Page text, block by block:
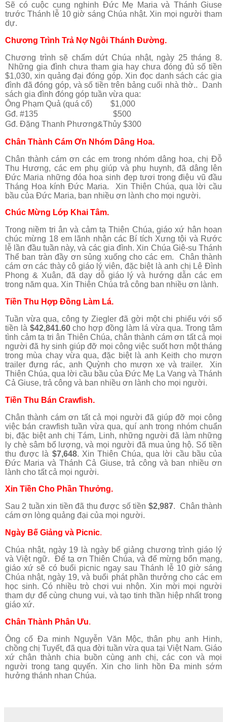
Sẽ có cuộc cung nghinh Đức Mẹ Maria và Thánh Giuse
trước Thánh lễ 10 giờ sáng Chúa nhật. Xin mọi người tham
dự.
Chương Trình Trả Nợ Ngôi Thánh Đường.
Chương trình sẽ chấm dứt Chúa nhật, ngày 25 tháng 8.
Những gia đình chưa tham gia hay chưa đóng đủ số tiền
$1,030, xin quảng đại đóng góp. Xin đọc danh sách các gia
đình đã đóng góp, và số tiền trên bảng cuối nhà thờ.. Danh
sách gia đình đóng góp tuần vừa qua:
Ông Phạm Quả (quá cố) $1,000
Gđ. #135 $500
Gđ. Đặng Thanh Phương&Thủy $300
Chân Thành Cám Ơn Nhóm Dâng Hoa.
Chân thành cám ơn các em trong nhóm dâng hoa, chị Đỗ
Thu Hương, các em phụ giúp và phụ huynh, đã dâng lên
Đức Maria những đóa hoa sinh đẹp tươi trong điệu vũ đầu
Tháng Hoa kính Đức Maria. Xin Thiên Chúa, qua lời cầu
bầu của Đức Maria, ban nhiều ơn lành cho mọi người.
Chúc Mừng Lớp Khai Tâm.
Trong niềm tri ân và cảm tạ Thiên Chúa, giáo xứ hân hoan
chúc mừng 18 em lãnh nhận các Bí tích Xưng tội và Rước
lễ lần đầu tuần này, và các gia đình. Xin Chúa Giê-su Thánh
Thể ban tràn đầy ơn sủng xuống cho các em. Chân thành
cám ơn các thày cô giáo lý viên, đặc biệt là anh chị Lê Đình
Phong & Xuân, đã dạy dỗ giáo lý và hướng dẫn các em
trong năm qua. Xin Thiên Chúa trả công ban nhiều ơn lành.
Tiền Thu Hợp Đồng Làm Lá.
Tuần vừa qua, công ty Ziegler đã gời một chi phiếu với số
tiền là $42,841.60cho hợp đồng làm lá vừa qua. Trong tâm
tình cảm tạ tri ân Thiên Chúa, chân thành cám ơn tất cả mọi
người đã hy sinh giúp đỡ mọi công việc suốt hơn một tháng
trong mùa chay vừa qua, đặc biệt là anh Keith cho mượn
trailer đựng rác, anh Quỳnh cho mượn xe và trailer. Xin
Thiên Chúa, qua lời cầu bầu của Đức Mẹ La Vang và Thánh
Cả Giuse, trả công và ban nhiều ơn lành cho mọi người.
Tiền Thu Bán Crawfish.
Chân thành cám ơn tất cả mọi người đã giúp đỡ mọi công
việc bán crawfish tuần vừa qua, quí anh trong nhóm chuẩn
bị, đặc biệt anh chị Tám, Linh, những người đã làm những
ly chè sâm bổ lượng, và mọi người đã mua ủng hộ. Số tiền
thu được là $7,648. Xin Thiên Chúa, qua lời cầu bầu của
Đức Maria và Thánh Cả Giuse, trả công và ban nhiều ơn
lành cho tất cả mọi người.
Xin Tiền Cho Phần Thưởng.
Sau 2 tuần xin tiền đã thu được số tiền $2,987. Chân thành
cám ơn lòng quảng đại của mọi người.
Ngày Bế Giảng và Picnic.
Chúa nhật, ngày 19 là ngày bế giảng chương trình giáo lý
và Việt ngữ. Để tạ ơn Thiên Chúa, và để mừng bổn mạng,
giáo xứ sẽ có buổi picnic ngay sau Thánh lễ 10 giờ sáng
Chúa nhật, ngày 19, và buổi phát phần thưởng cho các em
học sinh. Có nhiều trò chơi vui nhộn. Xin mời mọi người
tham dự để cùng chung vui, và tạo tinh thần hiệp nhất trong
giáo xứ.
Chân Thành Phân Ưu.
Ông cố Đa minh Nguyễn Văn Mộc, thân phụ anh Hinh,
chồng chị Tuyết, đã qua đời tuần vừa qua tại Việt Nam. Giáo
xứ chân thành chia buồn cùng anh chị, các con và mọi
người trong tang quyến. Xin cho linh hồn Đa minh sớm
hưởng thánh nhan Chúa.